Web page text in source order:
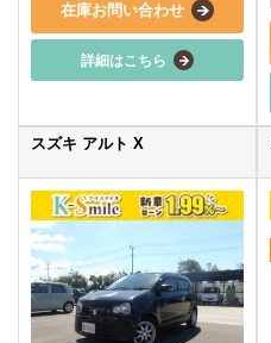
在庫お問い合わせ
詳細はこちら
スズキ アルト X